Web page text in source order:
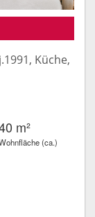
Küche,
m²
(ca.)